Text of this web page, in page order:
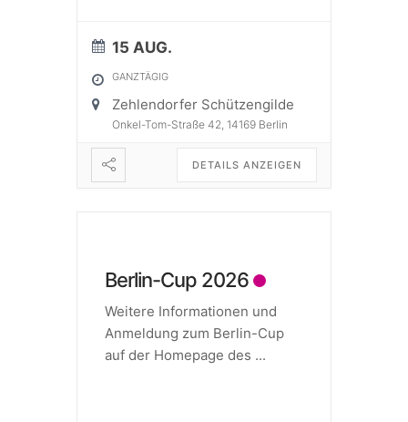
15 AUG.
GANZTÄGIG
Zehlendorfer Schützengilde
Onkel-Tom-Straße 42, 14169 Berlin
DETAILS ANZEIGEN
Berlin-Cup 2026
Weitere Informationen und
Anmeldung zum Berlin-Cup
auf der Homepage des ...